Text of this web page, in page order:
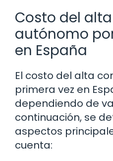
Costo del
autónomo
en España
El costo del alta
primera vez en
dependiendo de
continuación, se
aspectos
cuenta: